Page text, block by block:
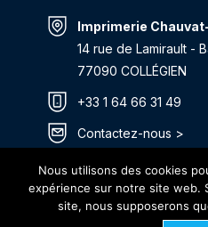
Imprimerie
14 rue de Lamirault -
77090 COLLÉGIEN
+33 1 64 66 31 49
Contactez-nous >
Itinéraire >
Nous utilisons des cookies
expérience sur notre site web.
site, nous supposerons